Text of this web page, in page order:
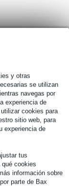
y otras
se utilizan
navegas por
experiencia de
cookies para
sitio web, para
experiencia de
tus
cookies
información sobre
parte de Bax